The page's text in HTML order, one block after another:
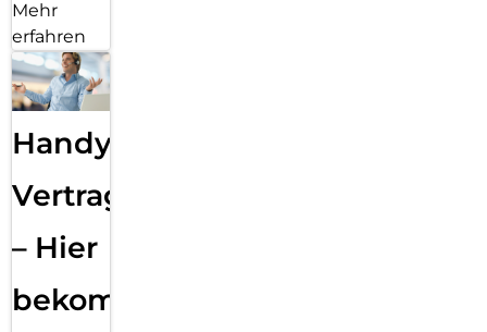
Mehr
erfahren
Handy
Vertragsabwicklung
– Hier
bekommst